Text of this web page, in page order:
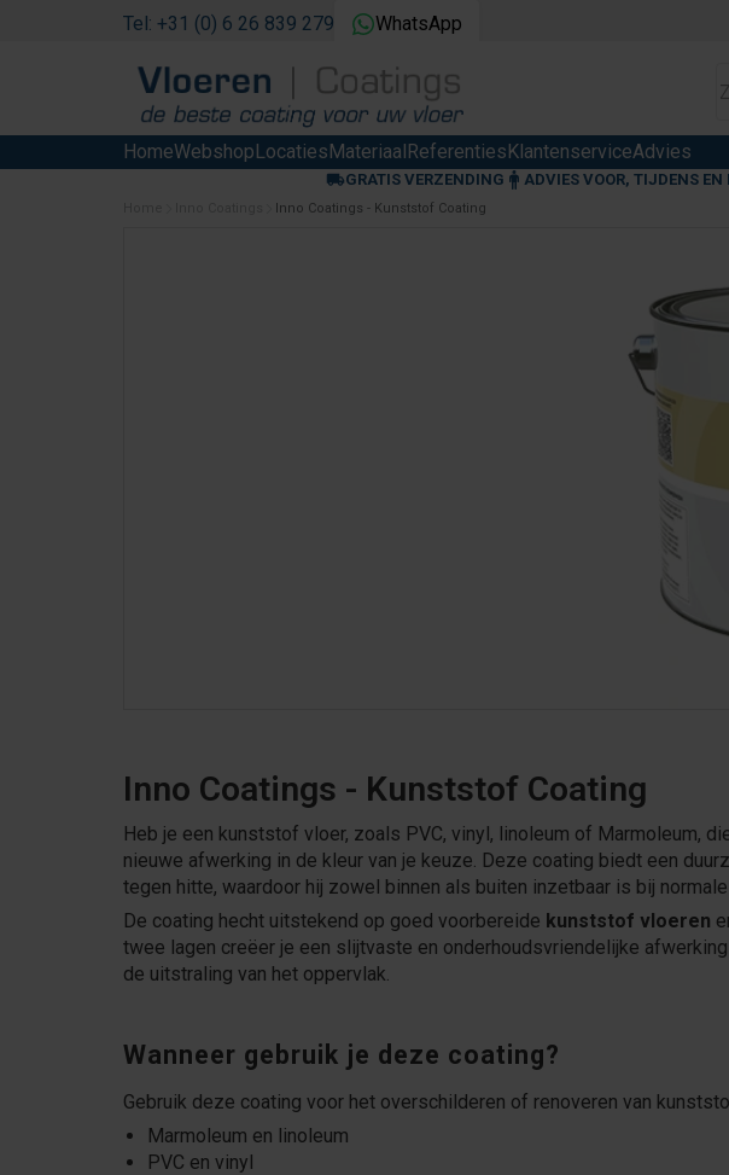
Tel: +31 (0) 6 26 839 279 WhatsApp
HomeWebshopLocatiesMateriaalReferentiesKlantenserviceAdvies
GRATIS VERZENDING ADVIES VOOR, TIJDENS EN
Inno Coatings - Kunststof Coating
Inno Coatings - Kunststof Coating
Heb je een kunststof vloer, zoals PVC, vinyl, linoleum of Marmoleum,
nieuwe afwerking in de kleur van je keuze. Deze coating biedt een
tegen hitte, waardoor hij zowel binnen als buiten inzetbaar is bij
De coating hecht uitstekend op goed voorbereide kunststof vloeren
twee lagen creëer je een slijtvaste en onderhoudsvriendelijke
de uitstraling van het oppervlak.
Wanneer gebruik je deze coating?
Gebruik deze coating voor het overschilderen of renoveren van
Marmoleum en linoleum
PVC en vinyl